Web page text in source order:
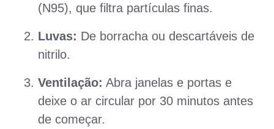
(N95), que filtra partículas finas.
Luvas: De borracha ou descartáveis de
nitrilo.
Ventilação: Abra janelas e portas e
deixe o ar circular por 30 minutos antes
de começar.